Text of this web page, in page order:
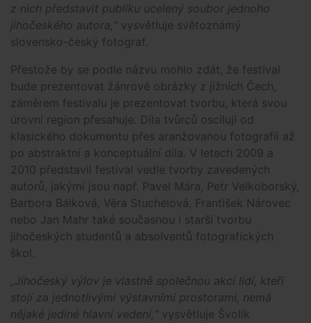
z nich představit publiku ucelený soubor jednoho
jihočeského autora,“ vysvětluje světoznámý
slovensko-český fotograf.
Přestože by se podle názvu mohlo zdát, že festival
bude prezentovat žánrové obrázky z jižních Čech,
záměrem festivalu je prezentovat tvorbu, která svou
úrovní region přesahuje. Díla tvůrců oscilují od
klasického dokumentu přes aranžovanou fotografii až
po abstraktní a konceptuální díla. V letech 2009 a
2010 představil festival vedle tvorby zavedených
autorů, jakými jsou např. Pavel Mára, Petr Velkoborský,
Barbora Bálková, Věra Stuchelová, František Nárovec
nebo Jan Mahr také současnou i starší tvorbu
jihočeských studentů a absolventů fotografických
škol.
„Jihočeský výlov je vlastně společnou akcí lidí, kteří
stojí za jednotlivými výstavními prostorami, nemá
nějaké jediné hlavní vedení,“ vysvětluje Švolík